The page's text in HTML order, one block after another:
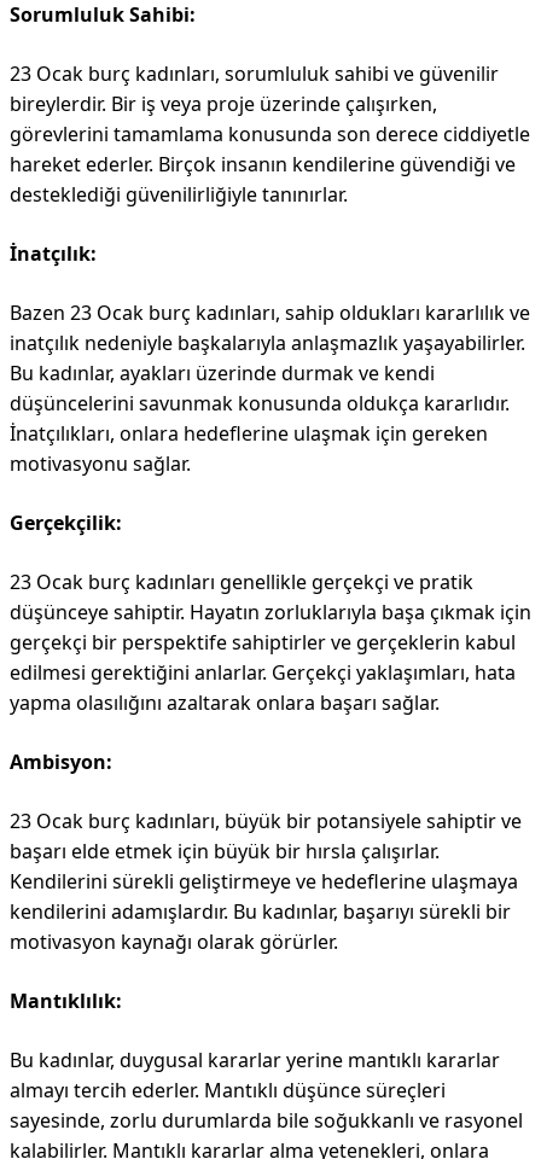
Sorumluluk Sahibi:
23 Ocak burç kadınları, sorumluluk sahibi ve güvenilir
bireylerdir. Bir iş veya proje üzerinde çalışırken,
görevlerini tamamlama konusunda son derece ciddiyetle
hareket ederler. Birçok insanın kendilerine güvendiği ve
desteklediği güvenilirliğiyle tanınırlar.
İnatçılık:
Bazen 23 Ocak burç kadınları, sahip oldukları kararlılık ve
inatçılık nedeniyle başkalarıyla anlaşmazlık yaşayabilirler.
Bu kadınlar, ayakları üzerinde durmak ve kendi
düşüncelerini savunmak konusunda oldukça kararlıdır.
İnatçılıkları, onlara hedeflerine ulaşmak için gereken
motivasyonu sağlar.
Gerçekçilik:
23 Ocak burç kadınları genellikle gerçekçi ve pratik
düşünceye sahiptir. Hayatın zorluklarıyla başa çıkmak için
gerçekçi bir perspektife sahiptirler ve gerçeklerin kabul
edilmesi gerektiğini anlarlar. Gerçekçi yaklaşımları, hata
yapma olasılığını azaltarak onlara başarı sağlar.
Ambisyon:
23 Ocak burç kadınları, büyük bir potansiyele sahiptir ve
başarı elde etmek için büyük bir hırsla çalışırlar.
Kendilerini sürekli geliştirmeye ve hedeflerine ulaşmaya
kendilerini adamışlardır. Bu kadınlar, başarıyı sürekli bir
motivasyon kaynağı olarak görürler.
Mantıklılık:
Bu kadınlar, duygusal kararlar yerine mantıklı kararlar
almayı tercih ederler. Mantıklı düşünce süreçleri
sayesinde, zorlu durumlarda bile soğukkanlı ve rasyonel
kalabilirler. Mantıklı kararlar alma yetenekleri, onlara